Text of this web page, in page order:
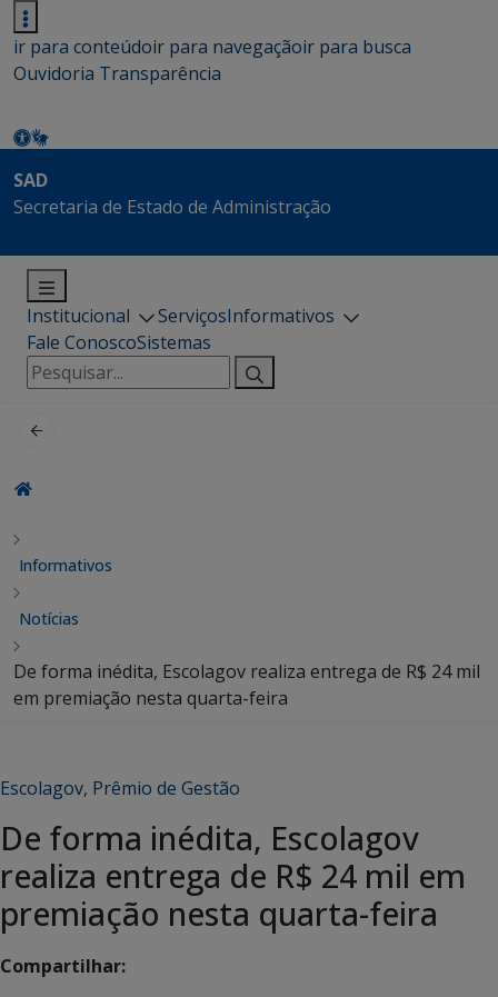
ir para conteúdoir para navegaçãoir para busca
Ouvidoria Transparência
SAD
Secretaria de Estado de Administração
Institucional ServiçosInformativos
Fale ConoscoSistemas
Pesquisar
por:
Informativos
Notícias
De forma inédita, Escolagov realiza entrega de R$ 24 mil
em premiação nesta quarta-feira
Escolagov, Prêmio de Gestão
De forma inédita, Escolagov
realiza entrega de R$ 24 mil em
premiação nesta quarta-feira
Compartilhar: